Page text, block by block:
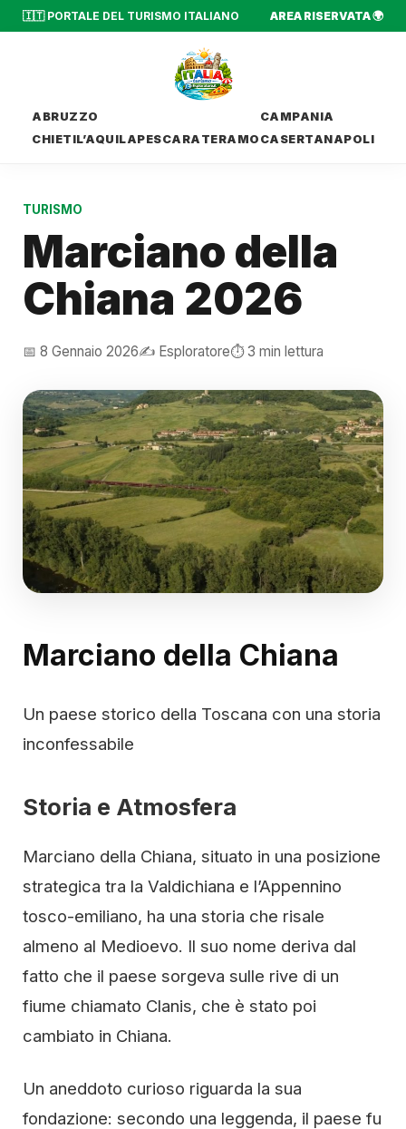
🇮🇹 PORTALE DEL TURISMO ITALIANO AREA RISERVATA 🌍
ABRUZZO
CHIETIL’AQUILAPESCARA TERAMO
CAMPANIA
CASERTANAPOLI
TURISMO
Marciano della
Chiana 2026
📅 8 Gennaio 2026✍️ Esploratore⏱️ 3 min lettura
Marciano della Chiana
Un paese storico della Toscana con una storia
inconfessabile
Storia e Atmosfera
Marciano della Chiana, situato in una posizione
strategica tra la Valdichiana e l’Appennino
tosco-emiliano, ha una storia che risale
almeno al Medioevo. Il suo nome deriva dal
fatto che il paese sorgeva sulle rive di un
fiume chiamato Clanis, che è stato poi
cambiato in Chiana.
Un aneddoto curioso riguarda la sua
fondazione: secondo una leggenda, il paese fu